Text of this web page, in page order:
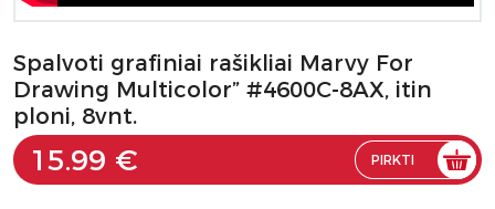
Spalvoti grafiniai rašikliai Marvy For
Drawing Multicolor” #4600C-8AX, itin
ploni, 8vnt.
15.99 € PIRKTI